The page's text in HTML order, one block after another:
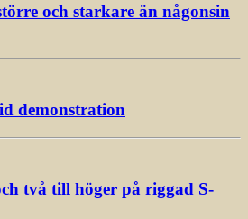
och starkare än någonsin
demonstration
två till höger på riggad S-